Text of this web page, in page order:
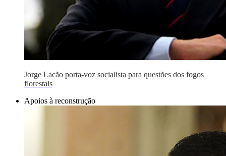
Jorge Lacão porta-voz socialista para questões dos fogos
florestais
Apoios à reconstrução